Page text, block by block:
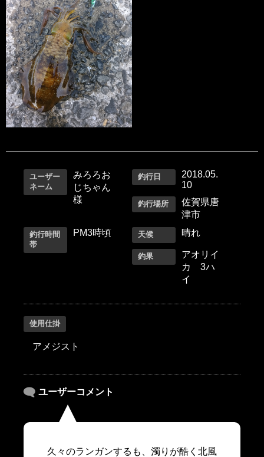
ユーザー
ネーム
みろろお
じちゃん
様
釣行日
2018.05.
10
釣行場所
佐賀県唐
津市
釣行時間
帯
PM3時頃 天候 晴れ
釣果
アオリイ
カ 3ハ
イ
使用仕掛
アメジスト
ユーザーコメント
久々のランガンするも、濁りが酷く北風